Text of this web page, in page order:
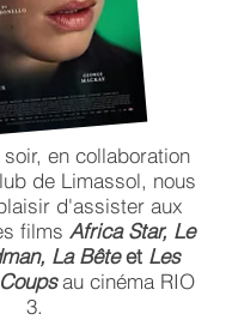
en collaboration
de Limassol, nous
d'assister aux
films Africa Star, Le
La Bêteet Les
au cinéma RIO
3.